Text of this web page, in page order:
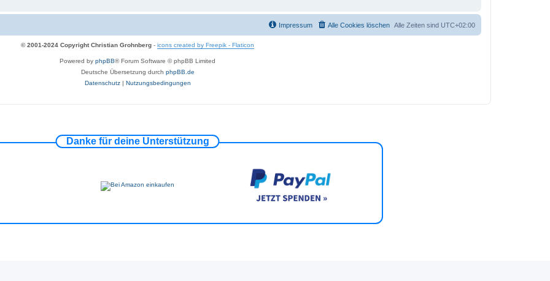
Alle Zeiten sind UTC+02:00
Alle Cookies löschen
Impressum
© 2001-2024 Copyright Christian Grohnberg - icons created by Freepik - Flaticon
Powered by phpBB® Forum Software © phpBB Limited
Deutsche Übersetzung durch phpBB.de
Datenschutz| Nutzungsbedingungen
Danke für deine Unterstützung